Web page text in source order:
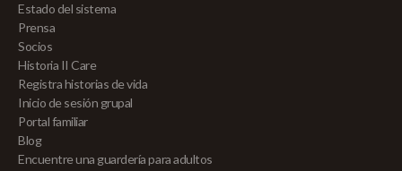
Estado del sistema
Prensa
Socios
Historia II Care
Registra historias de vida
Inicio de sesión grupal
Portal familiar
Blog
Encuentre una guardería para adultos